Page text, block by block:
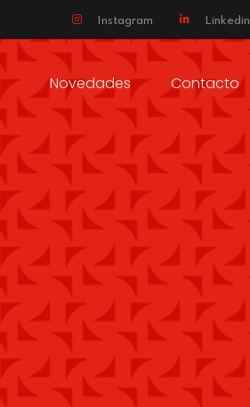
Instagram Linkedin
Novedades Contacto